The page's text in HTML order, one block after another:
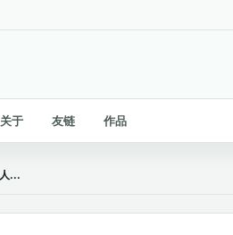
关于 友链 作品
...